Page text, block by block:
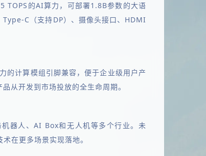
TOPS的AI算力，可部署1.8B参数的大语
C（支持DP）、摄像头接口、HDMI
计算模组引脚兼容，便于企业级用户产
从开发到市场投放的全生命周期。
器人、AI Box和无人机等多个行业。未
在更多场景实现落地。